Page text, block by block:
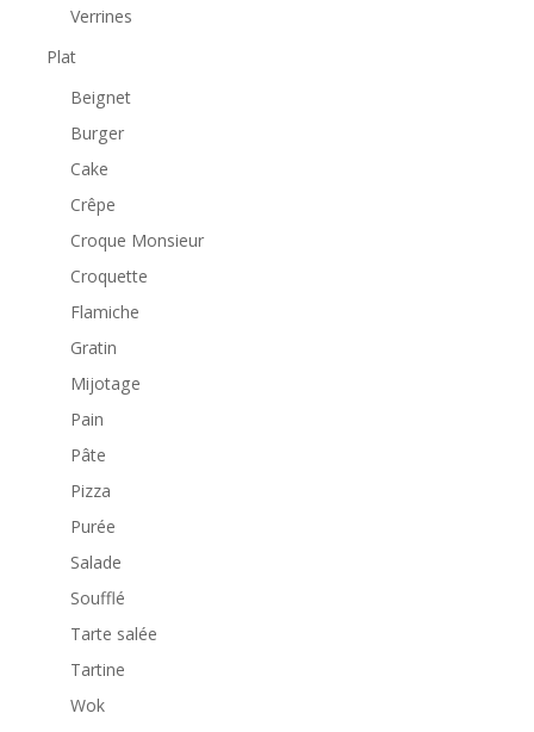
Verrines
Plat
Beignet
Burger
Cake
Crêpe
Croque Monsieur
Croquette
Flamiche
Gratin
Mijotage
Pain
Pâte
Pizza
Purée
Salade
Soufflé
Tarte salée
Tartine
Wok